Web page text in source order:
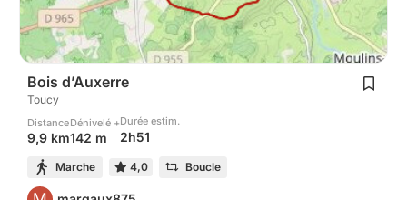
Bois d’Auxerre
Toucy
Distance
9,9 km
Dénivelé +
142 m
Durée estim.
2h51
Marche 4,0 Boucle